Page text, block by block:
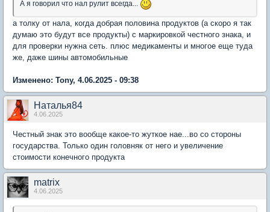
А я говорил что нал рулит всегда...
а толку от нала, когда добрая половина продуктов (а скоро я так
думаю это будут все продукты) с маркировкой честного знака, и
для проверки нужна сеть. плюс медикаменты и многое еще туда
же, даже шины автомобильные
Изменено: Tony, 4.06.2025 - 09:38
Наталья84
4.06.2025
Честный знак это вообще какое-то жуткое нае...во со стороны
государства. Только один головняк от него и увеличение
стоимости конечного продукта
matrix
4.06.2025